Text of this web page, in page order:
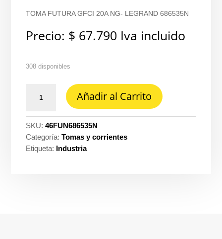
TOMA FUTURA GFCI 20A NG- LEGRAND 686535N
Precio: $ 67.790 Iva incluido
308 disponibles
futura
20A
negro
-
Añadir al Carrito
SKU:46FUN686535N
Categoría:Tomas y corrientes
Etiqueta: Industria